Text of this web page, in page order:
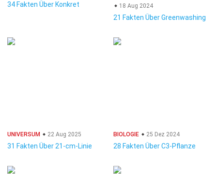
34 Fakten Über Konkret
18 Aug 2024
21 Fakten Über Greenwashing
UNIVERSUM 22 Aug 2025
31 Fakten Über 21-cm-Linie
BIOLOGIE 25 Dez 2024
28 Fakten Über C3-Pflanze